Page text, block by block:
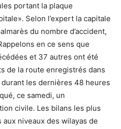
portant la plaque
Selon l’expert la capitale
du nombre d’accident,
en ce sens que
et 37 autres ont été
de la route enregistrés dans
les dernières 48 heures
ce samedi, un
civile. Les bilans les plus
niveaux des wilayas de